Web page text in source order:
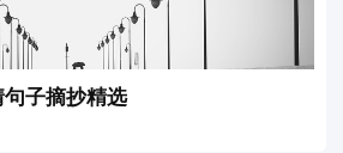
子摘抄精选